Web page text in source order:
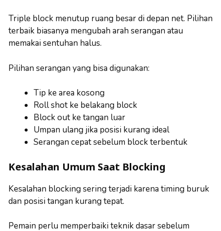
Triple block menutup ruang besar di depan net. Pilihan
terbaik biasanya mengubah arah serangan atau
memakai sentuhan halus.
Pilihan serangan yang bisa digunakan:
Tip ke area kosong
Roll shot ke belakang block
Block out ke tangan luar
Umpan ulang jika posisi kurang ideal
Serangan cepat sebelum block terbentuk
Kesalahan Umum Saat Blocking
Kesalahan blocking sering terjadi karena timing buruk
dan posisi tangan kurang tepat.
Pemain perlu memperbaiki teknik dasar sebelum